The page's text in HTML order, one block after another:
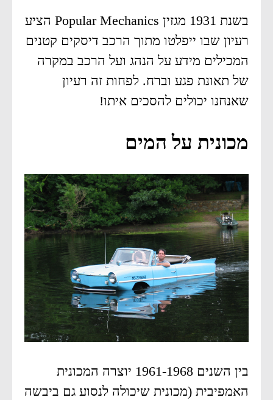
בשנת 1931 מגזין Popular Mechanics הציע
רעיון שבו ייפלטו מתוך הרכב דיסקים קטנים
המכילים מידע על הנהג ועל הרכב במקרה
של תאונת פגע וברח. לפחות זה רעיון
שאנחנו יכולים להסכים איתו!
מכונית על המים
בין השנים 1961-1968 יוצרה המכונית
האמפיבית (מכונית שיכולה לנסוע גם ביבשה